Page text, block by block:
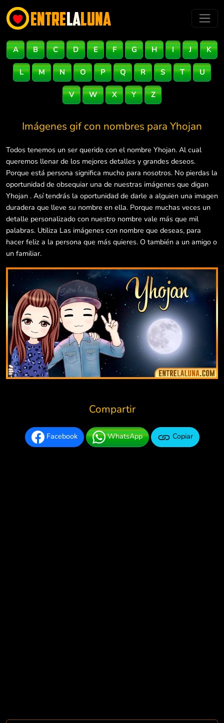
A B C D E F G H I J K
L M N O P Q R S T U
V W X Y Z
Imágenes gif con nombres para Yhojan
Todos tenemos un ser querido con el nombre Yhojan. Al cual
queremos llenar de los mejores detalles y grandes deseos.
Porque está persona significa mucho para nosotros. No pierdas la
oportunidad de obsequiar una de nuestras imágenes que digan
Yhojan . Así tendrás la oportunidad de darle a alguien una imagen
duradera que lleve su nombre en ella. Porque muchas veces un
detalle personalizado con nuestro nombre vale más que mil
palabras. Utiliza Las imágenes con nombre que deseas, para
hacer feliz a la persona que más quieres. O también a un amigo o
un familiar.
Compartir
Facebook WhatsApp Copiar